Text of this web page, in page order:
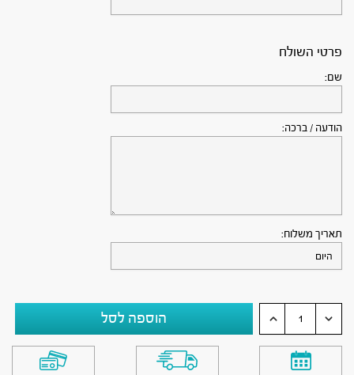
תאריך משלוח:
פרטי השולח
שם:
הודעה / ברכה:
הוספה לסל